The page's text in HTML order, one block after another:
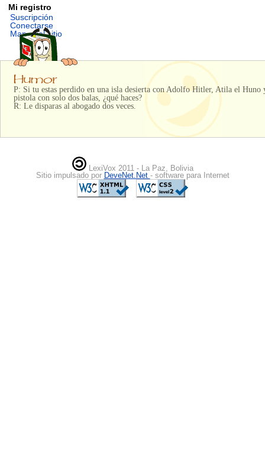
Mi registro
Suscripción
Conectarse
Mapa del sitio
P: Si tu estas perdido en una isla desierta con Adolfo Hitler, Atila el Huno
pistola con solo dos balas, ¿qué haces?
R: Le disparas al abogado dos veces.
LexiVox 2011 - La Paz, Bolivia
Sitio impulsado por DeveNet.Net - software para Internet